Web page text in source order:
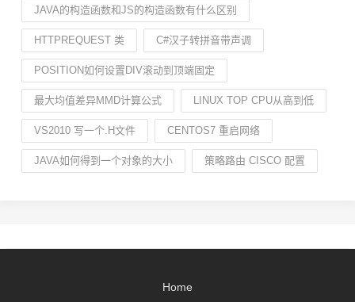
JAVA的构造函数和JS的构造函数有什么区别
HTTPREQUEST 类 C#汉子转拼音带声调
POSITION如何设置DIV滚动到顶端固定
最大均值差异MMD计算公式 LINUX TOP CPU从高到低
VS2010 写一个.H文件 CENTOS7 重启网络
JAVA如何得到一个对象的大小 策略路由 CISCO 配置
Home